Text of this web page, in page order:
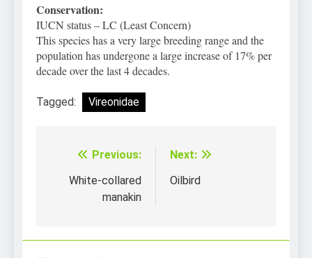
Conservation:
IUCN status – LC (Least Concern)
This species has a very large breeding range and the
population has undergone a large increase of 17% per
decade over the last 4 decades.
Tagged: Vireonidae
Điều
hướng
Previous:
White-collared
manakin
Next:
Oilbird